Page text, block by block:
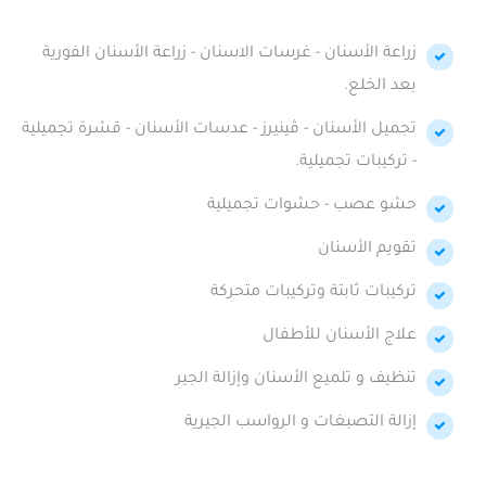
زراعة الأسنان - غرسات الاسنان - زراعة الأسنان الفورية
بعد الخلع.
تجميل الأسنان - ڤينيرز - عدسات الأسنان - قشرة تجميلية
- تركيبات تجميلية.
حشو عصب - حشوات تجميلية
تقويم الأسنان
تركيبات ثابتة وتركيبات متحركة
علاج الأسنان للأطفال
تنظيف و تلميع الأسنان وإزالة الجير
إزالة التصبغات و الرواسب الجيرية